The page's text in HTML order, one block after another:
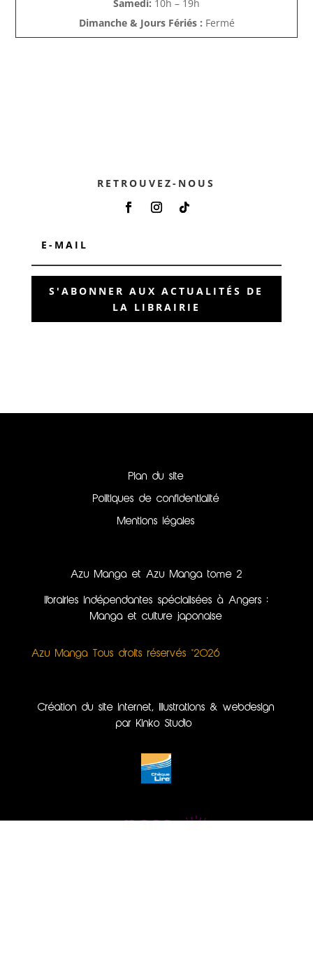
Samedi: 10h – 19h
Dimanche & Jours Fériés : Fermé
RETROUVEZ-NOUS
S'ABONNER AUX ACTUALITÉS DE
LA LIBRAIRIE
Plan du site
Politiques de confidentialité
Mentions légales
Azu Manga et Azu Manga tome 2
librairies indépendantes spécialisées à Angers :
Manga et culture japonaise
Azu Manga Tous droits réservés ©2026
Création du site internet, illustrations & webdesign
par Kinko Studio